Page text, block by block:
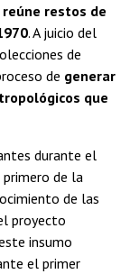
reúne restos de
. A juicio del
de
de generar
que
durante el
de la
de las
proyecto
insumo
el primer